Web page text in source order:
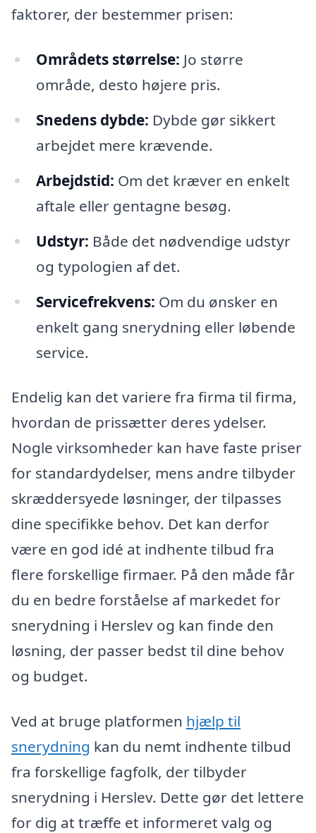
faktorer, der bestemmer prisen:
Områdets størrelse: Jo større
område, desto højere pris.
Snedens dybde: Dybde gør sikkert
arbejdet mere krævende.
Arbejdstid: Om det kræver en enkelt
aftale eller gentagne besøg.
Udstyr: Både det nødvendige udstyr
og typologien af det.
Servicefrekvens: Om du ønsker en
enkelt gang snerydning eller løbende
service.
Endelig kan det variere fra firma til firma,
hvordan de prissætter deres ydelser.
Nogle virksomheder kan have faste priser
for standardydelser, mens andre tilbyder
skræddersyede løsninger, der tilpasses
dine specifikke behov. Det kan derfor
være en god idé at indhente tilbud fra
flere forskellige firmaer. På den måde får
du en bedre forståelse af markedet for
snerydning i Herslev og kan finde den
løsning, der passer bedst til dine behov
og budget.
Ved at bruge platformen hjælp til
snerydning kan du nemt indhente tilbud
fra forskellige fagfolk, der tilbyder
snerydning i Herslev. Dette gør det lettere
for dig at træffe et informeret valg og